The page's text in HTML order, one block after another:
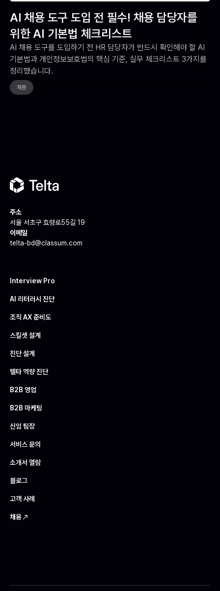
AI 채용 도구 도입 전 필수! 채용 담당자를
위한 AI 기본법 체크리스트
AI 채용 도구를 도입하기 전 HR 담당자가 반드시 확인해야 할 AI
기본법과 개인정보보호법의 핵심 기준, 실무 체크리스트 3가지를
정리했습니다.
채용
주소
서울 서초구 효령로55길 19
이메일
telta-bd@classum.com
Interview Pro
AI 리터러시 진단
조직 AX 준비도
스킬셋 설계
진단 설계
텔타 역량 진단
B2B 영업
B2B 마케팅
신임 팀장
서비스 문의
소개서 열람
블로그
고객 사례
채용